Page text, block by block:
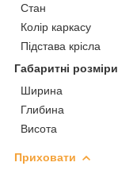
Стан
Колір каркасу
Підстава крісла
Габаритні розміри
Ширина
Глибина
Висота
Приховати